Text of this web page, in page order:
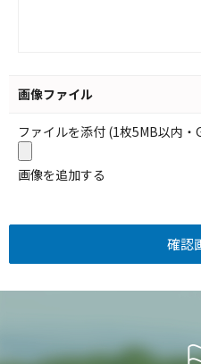
画像ファイル
ファイルを添付 (1枚5MB以内・
画像を追加する